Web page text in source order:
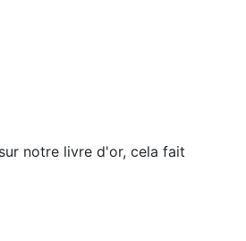
notre livre d'or, cela fait